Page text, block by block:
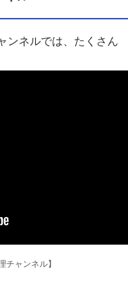
ンネルでは、たくさん